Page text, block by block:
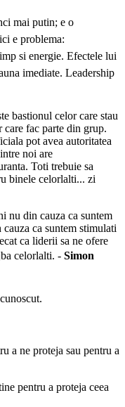
mai putin; e o
e problema:
si energie. Efectele lui
imediate. Leadership
bastionul celor care stau
fac parte din grup.
pot avea autoritatea
noi are
Toti trebuie sa
binele celorlalti... zi
nu din cauza ca suntem
ca suntem stimulati
ca liderii sa ne ofere
celorlalti. - Simon
a ne proteja sau pentru a
pentru a proteja ceea